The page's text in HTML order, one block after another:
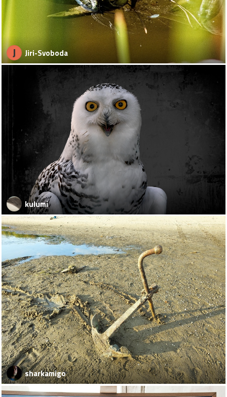
J Jiri-Svoboda
kulumi
sharkamigo